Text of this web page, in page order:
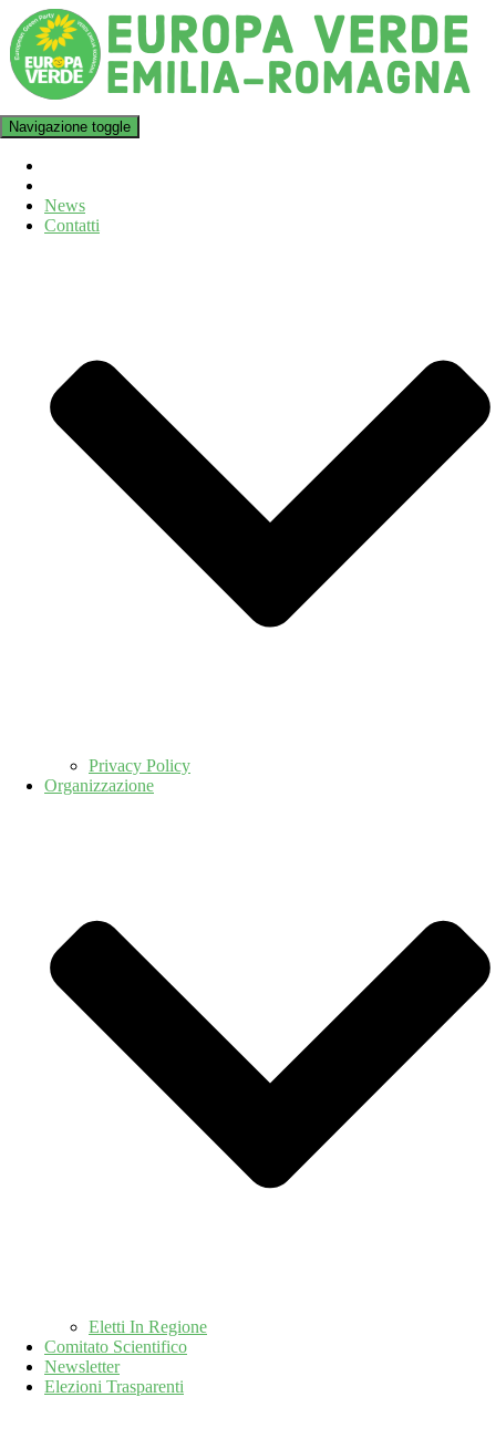
Navigazione toggle
News
Contatti
Privacy Policy
Organizzazione
Eletti In Regione
Comitato Scientifico
Newsletter
Elezioni Trasparenti